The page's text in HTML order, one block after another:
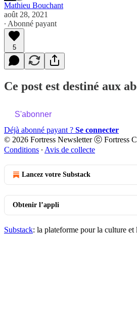
Mathieu Bouchant
août 28, 2021
∙ Abonné payant
5
Ce post est destiné aux
S'abonner
Déjà abonné payant ? Se connecter
© 2026 Fortress Newsletter ⓒ Fortress
Conditions ∙ Avis de collecte
Lancez votre Substack
Obtenir l’appli
Substack: la plateforme pour la culture et